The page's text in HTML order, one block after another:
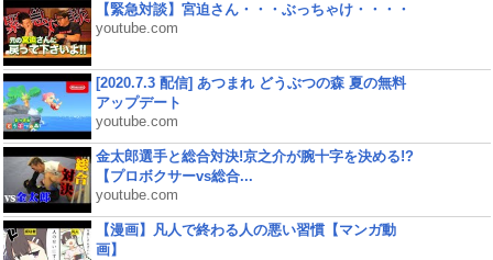
【緊急対談】宮迫さん・・・ぶっちゃけ・・・・
youtube.com
[2020.7.3 配信] あつまれ どうぶつの森 夏の無料
アップデート
youtube.com
金太郎選手と総合対決!京之介が腕十字を決める!?
【プロボクサーvs総合...
youtube.com
【漫画】凡人で終わる人の悪い習慣【マンガ動
画】